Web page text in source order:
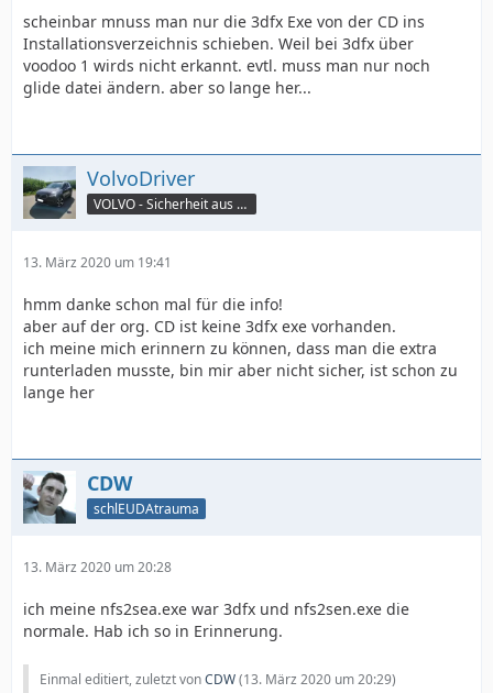
scheinbar mnuss man nur die 3dfx Exe von der CD ins
Installationsverzeichnis schieben. Weil bei 3dfx über
voodoo 1 wirds nicht erkannt. evtl. muss man nur noch
glide datei ändern. aber so lange her...
VolvoDriver
VOLVO - Sicherheit aus Schwedenstahl
13. März 2020 um 19:41
hmm danke schon mal für die info!
aber auf der org. CD ist keine 3dfx exe vorhanden.
ich meine mich erinnern zu können, dass man die extra
runterladen musste, bin mir aber nicht sicher, ist schon zu
lange her
CDW
schlEUDAtrauma
13. März 2020 um 20:28
ich meine nfs2sea.exe war 3dfx und nfs2sen.exe die
normale. Hab ich so in Erinnerung.
Einmal editiert, zuletzt vonCDW(13. März 2020 um 20:29)